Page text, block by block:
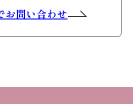
お問い合わせ